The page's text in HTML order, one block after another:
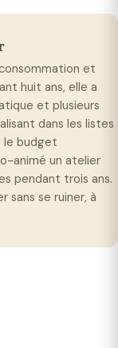
et
huit ans, elle a
et plusieurs
dans les listes
le budget
animé un atelier
pendant trois ans.
sans se ruiner, à